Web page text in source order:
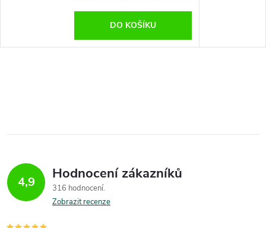
DO KOŠÍKU
4,9 Hodnocení zákazníků
316 hodnocení
Zobrazit recenze